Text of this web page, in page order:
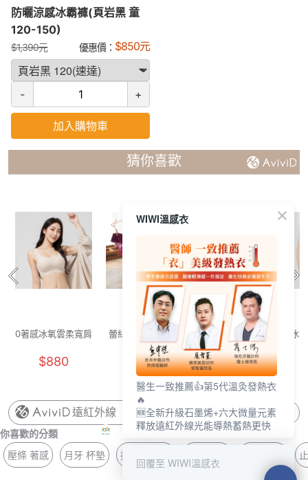
防曬涼感冰霸褲(頁岩黑 童
120-150)
$1,390元 優惠價： $850元
- +
加入購物車
猜你喜歡
0著感冰氧雲柔寬肩
$880
蕾絲性感美臀內褲
(深紅 女F)
$129
0著感冰氧雲柔寬肩
內衣(奶霜白 F-F+)
$880
冰
遠紅外線
你喜歡的分類
壓條 著感
月牙 杯墊 抗菌 無痕褲
WIWI溫感衣
醫生一致推薦👍第5代溫灸發熱衣
🔥
🆕全新升級石墨烯+六大微量元素
釋放遠紅外線光能導熱蓄熱更快
回覆至 WIWI溫感衣